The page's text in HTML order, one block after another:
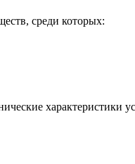
среди которых:
характеристики